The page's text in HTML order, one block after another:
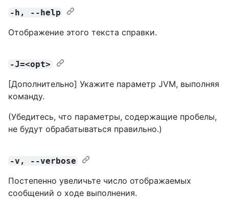
-h, --help
Отображение этого текста справки.
-J=<opt>
[Дополнительно] Укажите параметр JVM, выполняя
команду.
(Убедитесь, что параметры, содержащие пробелы,
не будут обрабатываться правильно.)
-v, --verbose
Постепенно увеличьте число отображаемых
сообщений о ходе выполнения.